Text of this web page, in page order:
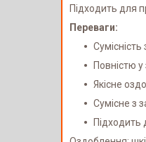
Підходить для
Переваги:
Повністю
Якісне
Сумісне з
Підходить